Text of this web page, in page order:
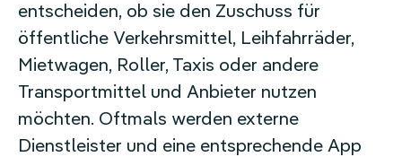
entscheiden, ob sie den Zuschuss für
öffentliche Verkehrsmittel, Leihfahrräder,
Mietwagen, Roller, Taxis oder andere
Transportmittel und Anbieter nutzen
möchten. Oftmals werden externe
Dienstleister und eine entsprechende App